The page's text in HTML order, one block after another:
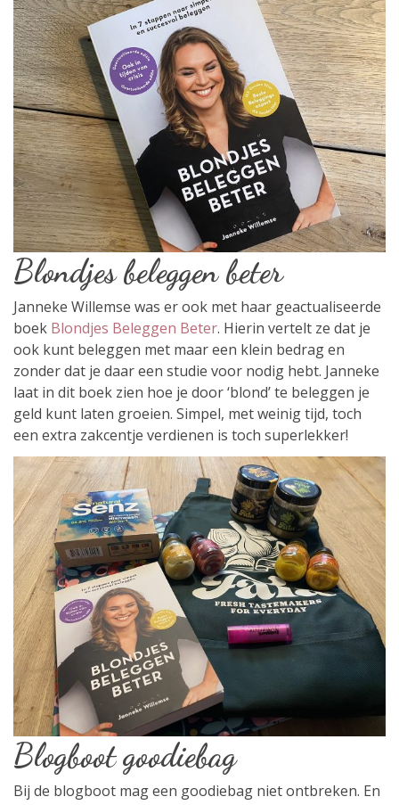
Blondjes beleggen beter
Janneke Willemse was er ook met haar geactualiseerde
boek Blondjes Beleggen Beter. Hierin vertelt ze dat je
ook kunt beleggen met maar een klein bedrag en
zonder dat je daar een studie voor nodig hebt. Janneke
laat in dit boek zien hoe je door ‘blond’ te beleggen je
geld kunt laten groeien. Simpel, met weinig tijd, toch
een extra zakcentje verdienen is toch superlekker!
Blogboot goodiebag
Bij de blogboot mag een goodiebag niet ontbreken. En